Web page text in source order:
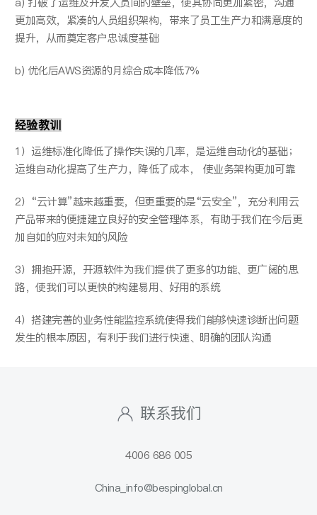
a) 打破了运维及开发人员间的壁垒，使其协同更加紧密，沟通
更加高效，紧凑的人员组织架构，带来了员工生产力和满意度的
提升，从而奠定客户忠诚度基础
b) 优化后AWS资源的月综合成本降低7%
经验教训
1）运维标准化降低了操作失误的几率，是运维自动化的基础；
运维自动化提高了生产力，降低了成本， 使业务架构更加可靠
2）“云计算”越来越重要，但更重要的是“云安全”，充分利用云
产品带来的便捷建立良好的安全管理体系，有助于我们在今后更
加自如的应对未知的风险
3）拥抱开源，开源软件为我们提供了更多的功能、更广阔的思
路，使我们可以更快的构建易用、好用的系统
4）搭建完善的业务性能监控系统使得我们能够快速诊断出问题
发生的根本原因，有利于我们进行快速、明确的团队沟通
联系我们
4006 686 005
China_info@bespinglobal.cn